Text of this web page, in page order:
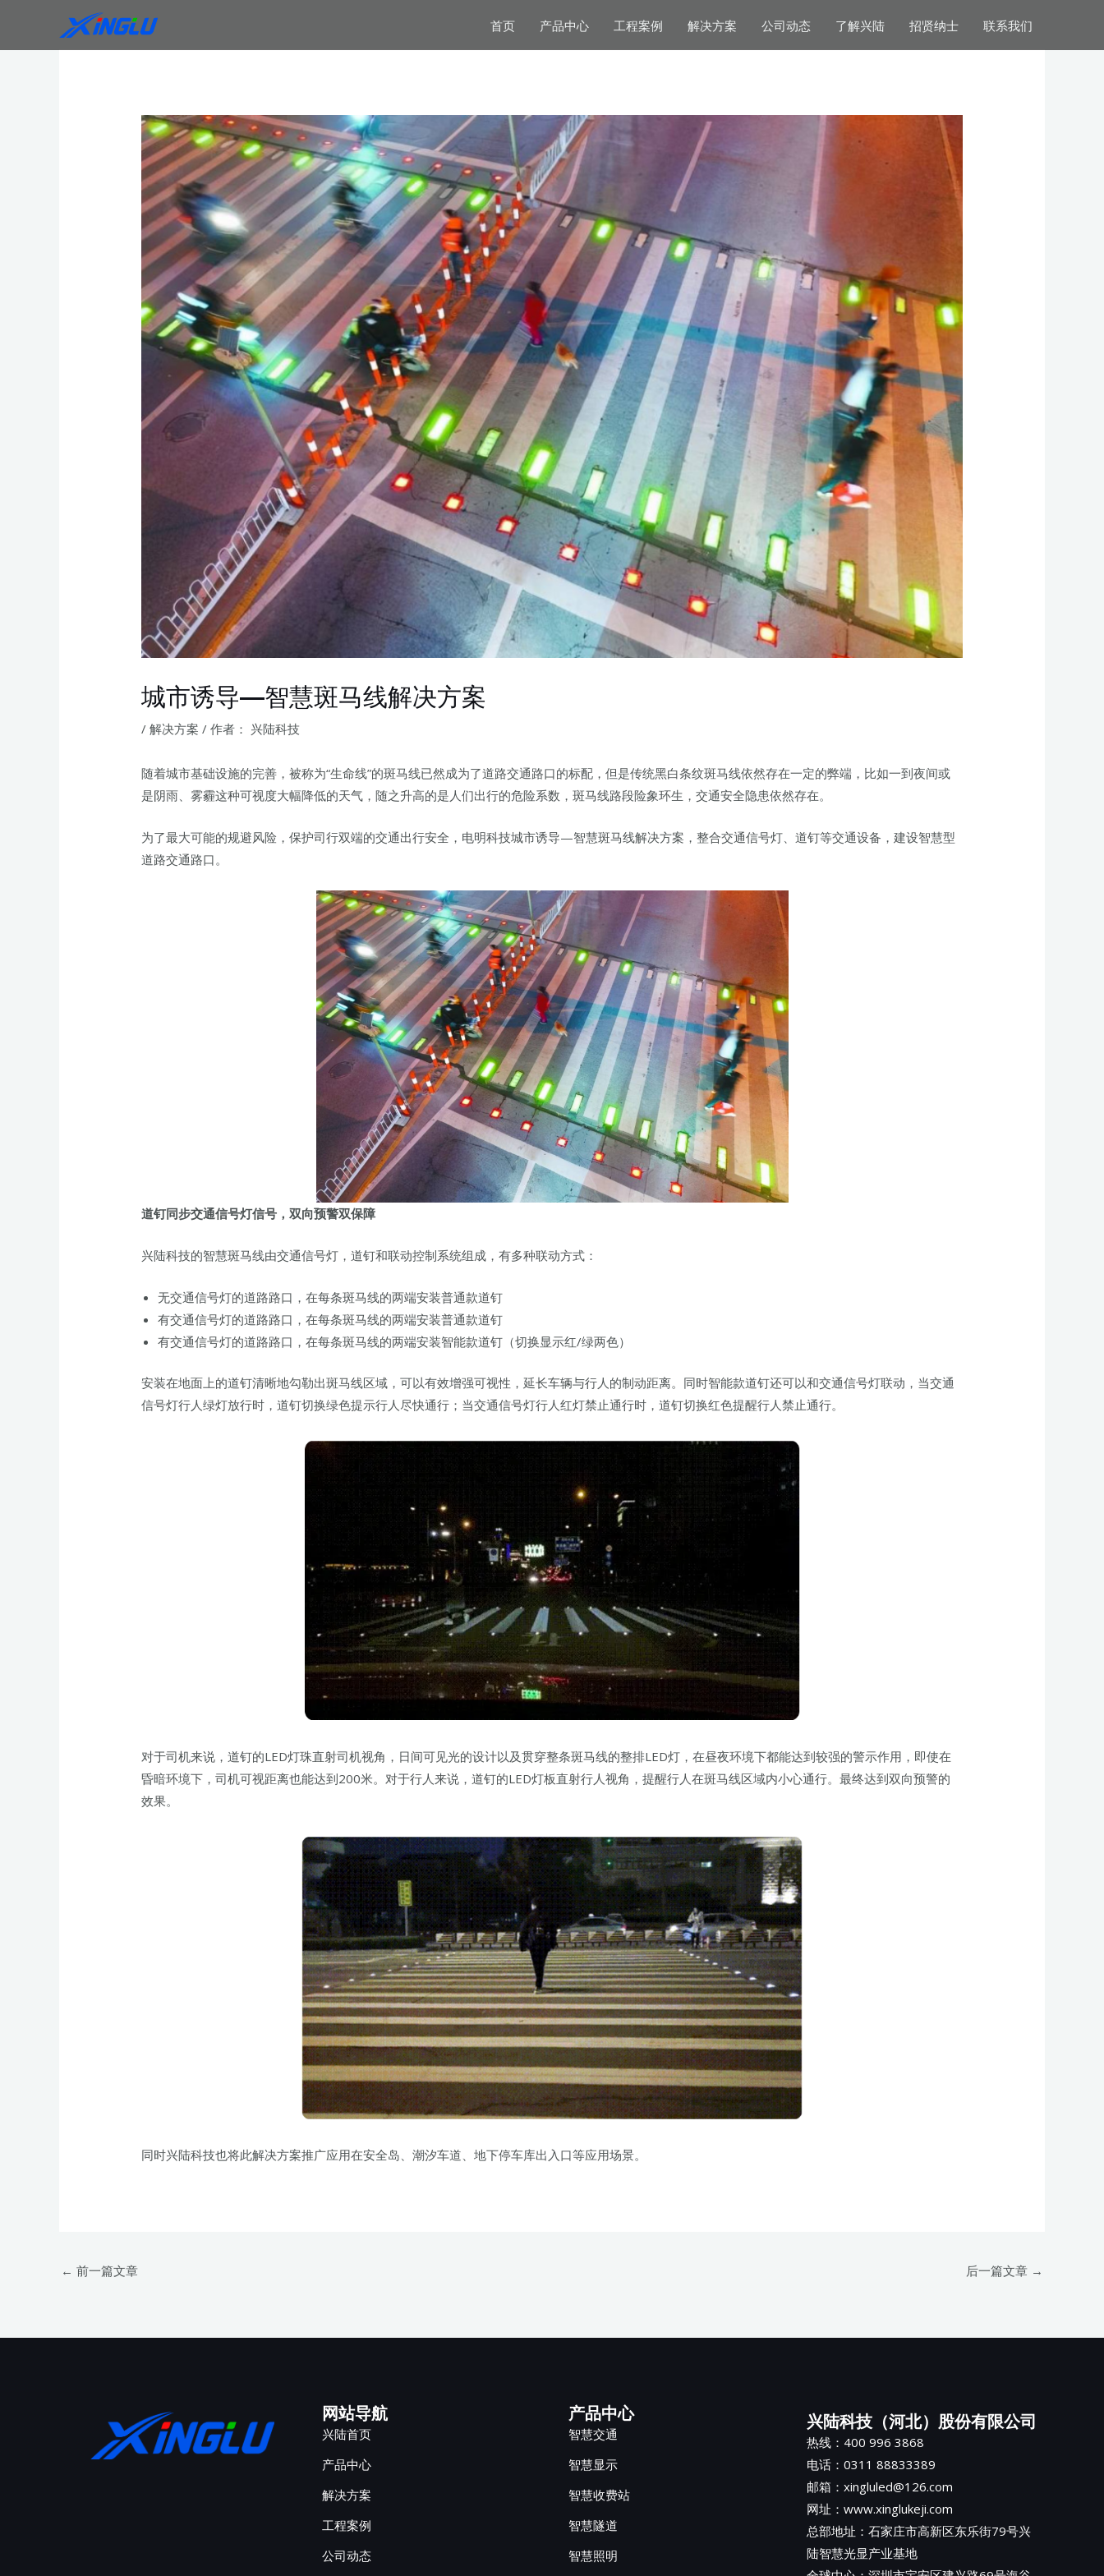
内
首页 产品中心 工程案例 解决方案 公司动态 了解兴陆 招贤纳士 联系我们
城市诱导—智慧斑马线解决方案
/解决方案 / 作者： 兴陆科技
随着城市基础设施的完善，被称为“生命线”的斑马线已然成为了道路交通路口的标配，但是传统黑白条纹斑马线依然存在一定的弊端，比如一到夜间或
是阴雨、雾霾这种可视度大幅降低的天气，随之升高的是人们出行的危险系数，斑马线路段险象环生，交通安全隐患依然存在。
为了最大可能的规避风险，保护司行双端的交通出行安全，电明科技城市诱导—智慧斑马线解决方案，整合交通信号灯、道钉等交通设备，建设智慧型
道路交通路口。
道钉同步交通信号灯信号，双向预警双保障
兴陆科技的智慧斑马线由交通信号灯，道钉和联动控制系统组成，有多种联动方式：
无交通信号灯的道路路口，在每条斑马线的两端安装普通款道钉
有交通信号灯的道路路口，在每条斑马线的两端安装普通款道钉
有交通信号灯的道路路口，在每条斑马线的两端安装智能款道钉（切换显示红/绿两色）
安装在地面上的道钉清晰地勾勒出斑马线区域，可以有效增强可视性，延长车辆与行人的制动距离。同时智能款道钉还可以和交通信号灯联动，当交通
信号灯行人绿灯放行时，道钉切换绿色提示行人尽快通行；当交通信号灯行人红灯禁止通行时，道钉切换红色提醒行人禁止通行。
对于司机来说，道钉的LED灯珠直射司机视角，日间可见光的设计以及贯穿整条斑马线的整排LED灯，在昼夜环境下都能达到较强的警示作用，即使在
昏暗环境下，司机可视距离也能达到200米。对于行人来说，道钉的LED灯板直射行人视角，提醒行人在斑马线区域内小心通行。最终达到双向预警的
效果。
同时兴陆科技也将此解决方案推广应用在安全岛、潮汐车道、地下停车库出入口等应用场景。
navigation
← 前一篇文章 后一篇文章 →
网站导航
兴陆首页
产品中心
解决方案
工程案例
公司动态
产品中心
智慧交通
智慧显示
智慧收费站
智慧隧道
智慧照明
兴陆科技（河北）股份有限公司
热线：400 996 3868
电话：0311 88833389
邮箱：xingluled@126.com
网址：www.xinglukeji.com
总部地址： 石家庄市高新区东乐街79号兴
陆智慧光显产业基地